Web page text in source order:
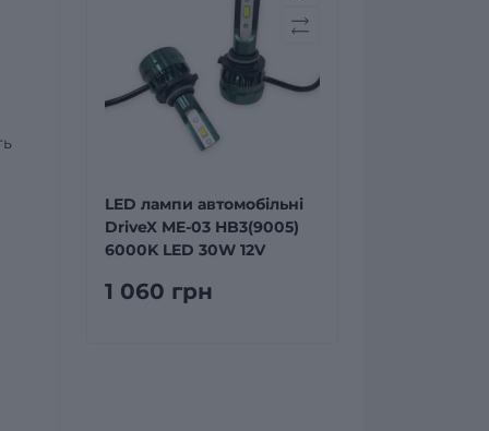
LED лампи автомобільні
DriveX ME-03 HB3(9005)
6000K LED 30W 12V
1 060 грн